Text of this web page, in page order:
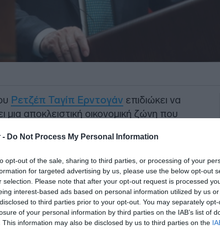
- Do Not Process My Personal Information
opt-out of the sale, sharing to third parties, or processing of your
for targeted advertising by us, please use the below opt-out
selection. Please note that after your opt-out request is processed
interest-based ads based on personal information utilized by us
to third parties prior to your opt-out. You may separately
of your personal information by third parties on the IAB’s list of
This information may also be disclosed by us to third parties on the
Ρετζέπ Ταγίπ Ερντογάν επιδιώκει να
αποκλειστική οικονομική ζώνη που
(370 χιλιόμετρα) από τις ακτές της
σύμφωνα με άτομα που γνωρίζουν
εξουσιοδοτεί τον Ερντογάν να
αλιεία, την εξόρυξη και τις
θαλάσσια πάρκα,
υδάτων στο Αιγαίο και την